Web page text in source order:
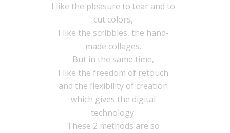
I like the pleasure to tear and to
cut colors,
I like the scribbles, the hand-
made collages.
But in the same time,
I like the freedom of retouch
and the flexibility of creation
which gives the digital
technology.
These 2 methods are so